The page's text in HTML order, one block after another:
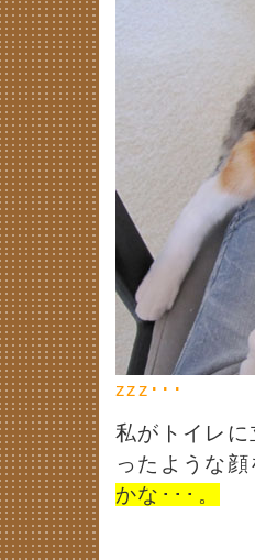
zzz･･･
私がトイレ
ったような顔
かな･･･。